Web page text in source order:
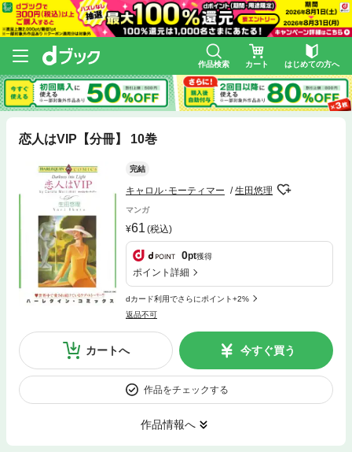
作品検索 カート はじめての方へ
恋人はVIP【分冊】 10巻
完結
キャロル･モーティマー 生田悠理
マンガ
61 (税込)
0pt獲得
ポイント詳細
dカード利用でさらにポイント+2%
返品不可
カートへ 今すぐ買う
作品をチェックする
作品情報へ